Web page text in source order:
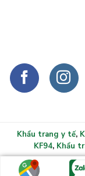
Khẩu trang y tế,
KF94, Khẩu
Copyright 2026